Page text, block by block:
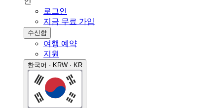
로그인
지금 무료 가입
수신함
여행 예약
지원
한국어 · KRW · KR